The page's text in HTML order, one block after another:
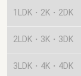
1LDK・2K・2DK
2LDK・3K・3DK
3LDK・4K・4DK